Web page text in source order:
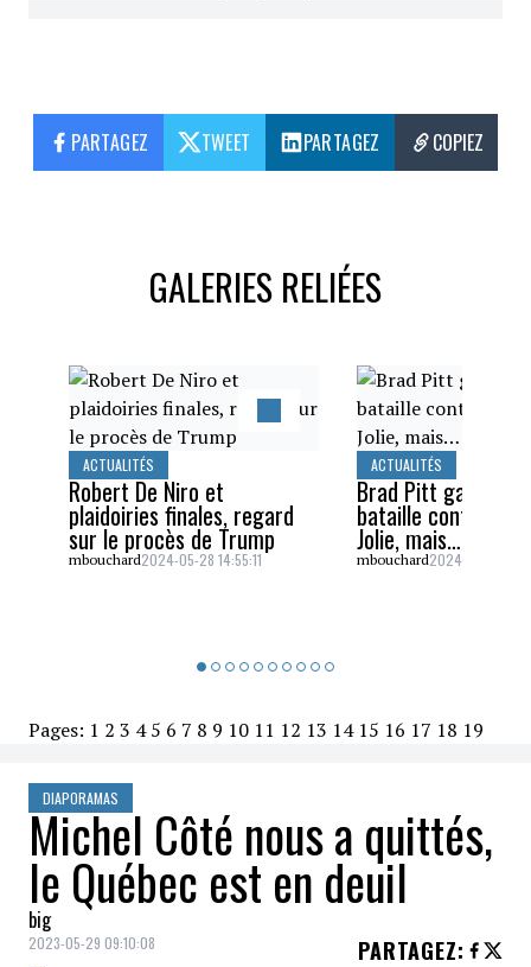
PARTAGEZ TWEET PARTAGEZ COPIEZ
GALERIES RELIÉES
ACTUALITÉS
Robert De Niro et
plaidoiries finales, regard
sur le procès de Trump
mbouchard2024-05-28 14:55:11
ACTUALITÉS
Brad Pitt gagne
bataille contre
Jolie, mais…
mbouchard2024-05-26
Pages: 1 2 3 4 5 6 7 8 9 10 11 12 13 14 15 16 17 18 19
DIAPORAMAS
Michel Côté nous a quittés,
le Québec est en deuil
big
2023-05-29 09:10:08 PARTAGEZ: